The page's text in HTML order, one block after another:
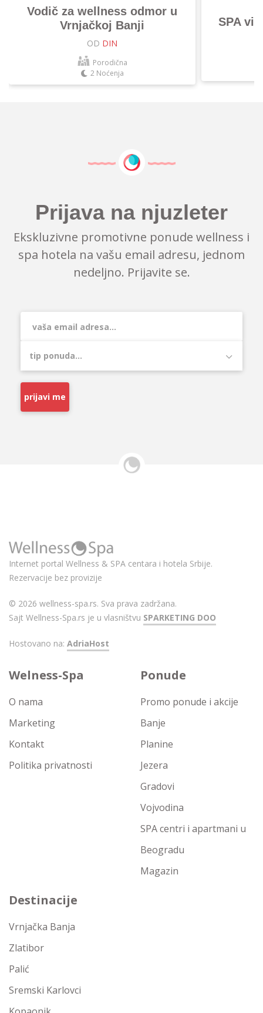
Vodič za wellness odmor u
Vrnjačkoj Banji
OD DIN
Porodična
2 Noćenja
SPA
Prijava na njuzleter
Ekskluzivne promotivne ponude wellness i
spa hotela na vašu email adresu, jednom
nedeljno. Prijavite se.
prijavi me
Internet portal Wellness & SPA centara i hotela Srbije.
Rezervacije bez provizije
© 2026 wellness-spa.rs. Sva prava zadržana.
Sajt Wellness-Spa.rs je u vlasništvu SPARKETING DOO
Hostovano na: AdriaHost
Welness-Spa
O nama
Marketing
Kontakt
Politika privatnosti
Ponude
Promo ponude i akcije
Banje
Planine
Jezera
Gradovi
Vojvodina
SPA centri i apartmani u
Beogradu
Magazin
Destinacije
Vrnjačka Banja
Zlatibor
Palić
Sremski Karlovci